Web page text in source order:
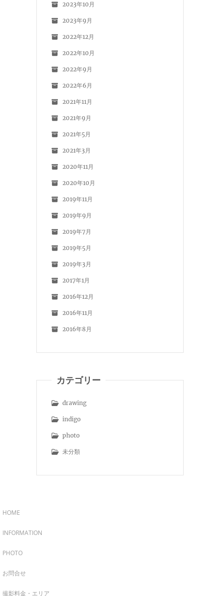
2023年10月
2023年9月
2022年12月
2022年10月
2022年9月
2022年6月
2021年11月
2021年9月
2021年5月
2021年3月
2020年11月
2020年10月
2019年11月
2019年9月
2019年7月
2019年5月
2019年3月
2017年1月
2016年12月
2016年11月
2016年8月
カテゴリー
drawing
indigo
photo
未分類
HOME
INFORMATION
PHOTO
お問合せ
撮影料金・エリア